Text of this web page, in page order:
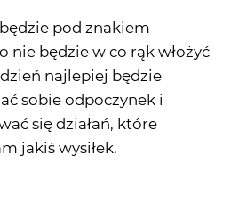
pod znakiem
nie będzie w co rąk włożyć
najlepiej będzie
sobie odpoczynek i
się działań, które
jakiś wysiłek.